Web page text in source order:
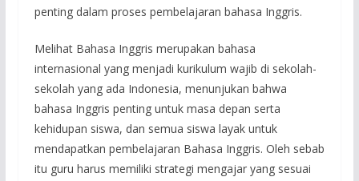
penting dalam proses pembelajaran bahasa Inggris.
Melihat Bahasa Inggris merupakan bahasa
internasional yang menjadi kurikulum wajib di sekolah-
sekolah yang ada Indonesia, menunjukan bahwa
bahasa Inggris penting untuk masa depan serta
kehidupan siswa, dan semua siswa layak untuk
mendapatkan pembelajaran Bahasa Inggris. Oleh sebab
itu guru harus memiliki strategi mengajar yang sesuai